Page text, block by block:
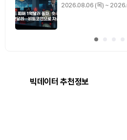
2026.08.06 (목) ~
빅데이터 추천정보